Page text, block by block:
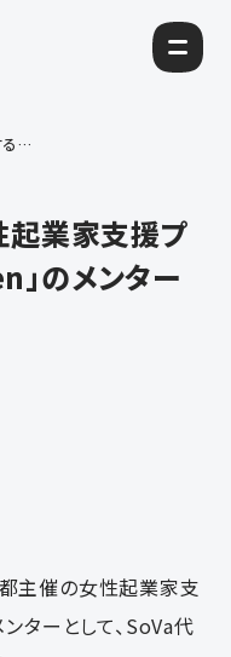
東京都が主催する女性起業家支援プログラム「APT Women」のメンターに選出されました！
業家支援プ
」のメンター
主催の女性起業家支
ターとして、SoVa代